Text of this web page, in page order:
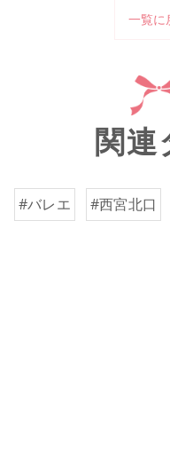
一覧に
関連
#バレエ #西宮北口